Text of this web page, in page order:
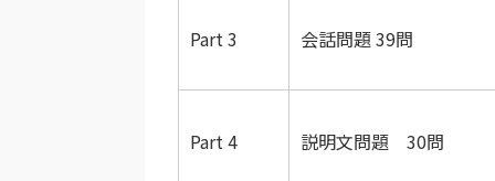
Part 3 会話問題 39問
Part 4 説明文問題 30問